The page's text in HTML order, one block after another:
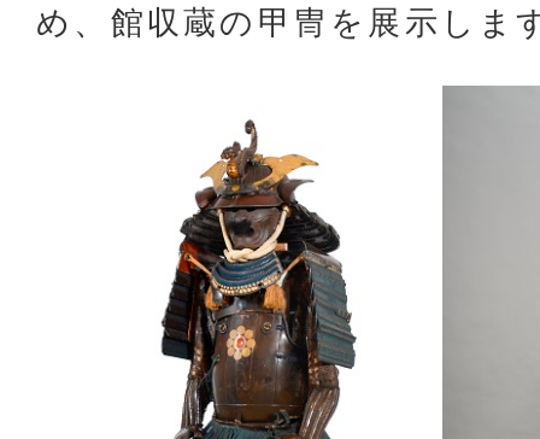
め、館収蔵の甲冑を展示しま